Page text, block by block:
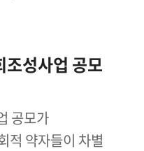
성사업 공모
공모가
적 약자들이 차별